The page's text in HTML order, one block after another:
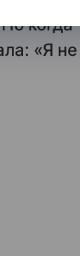
когда
«Я не